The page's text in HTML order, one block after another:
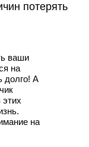
потерять
ваши
на
долго! А
на